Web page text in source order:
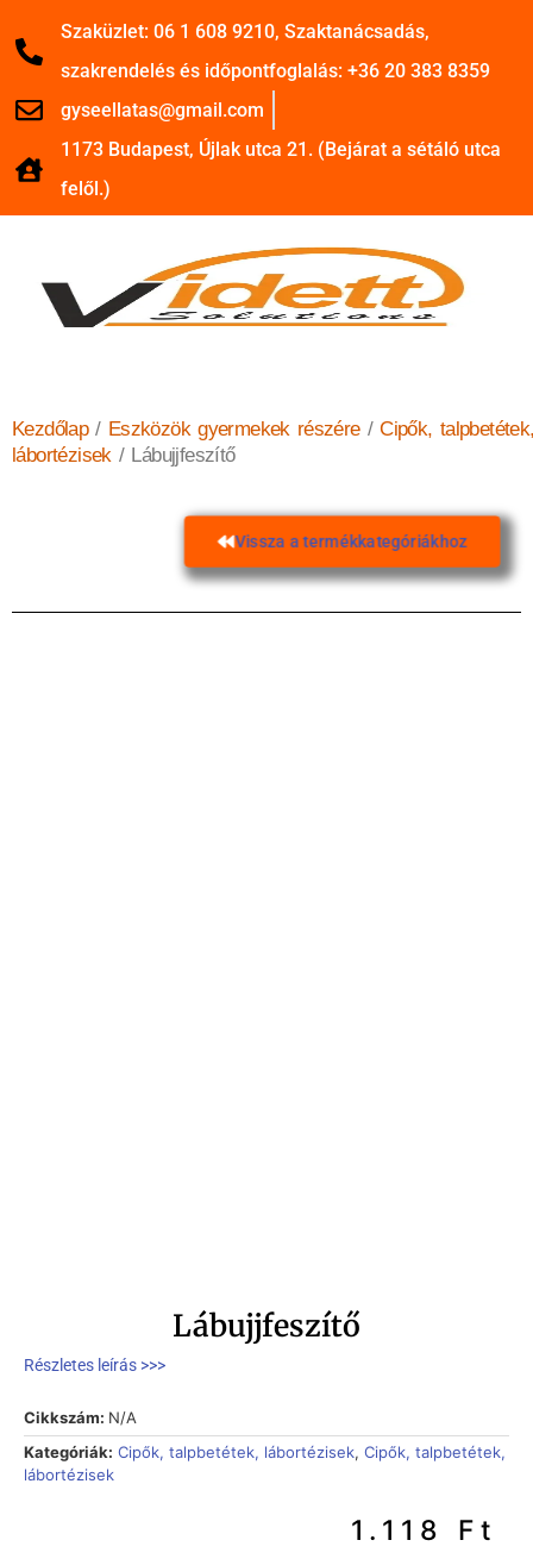
Szaküzlet: 06 1 608 9210, Szaktanácsadás,
szakrendelés és időpontfoglalás: +36 20 383 8359
gyseellatas@gmail.com
1173 Budapest, Újlak utca 21. (Bejárat a sétáló utca
felől.)
Kezdőlap/ Eszközök gyermekek részére/Cipők,
lábortézisek/ Lábujjfeszítő
Vissza a termékkategóriákhoz
Lábujjfeszítő
Részletes leírás >>>
Cikkszám: N/A
Kategóriák: Cipők, talpbetétek, lábortézisek, Cipők, talpbetétek,
lábortézisek
1.118 Ft